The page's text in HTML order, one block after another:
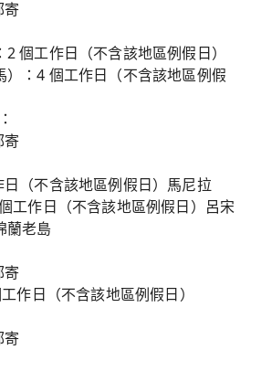
寄
個工作日（不含該地區例假日）
：4 個工作日（不含該地區例假
寄
（不含該地區例假日）馬尼拉
工作日（不含該地區例假日）呂宋
蘭老島
寄
作日（不含該地區例假日）
寄